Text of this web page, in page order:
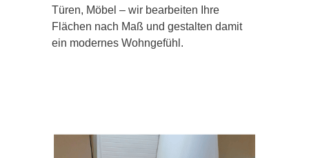
Türen, Möbel – wir bearbeiten Ihre
Flächen nach Maß und gestalten damit
ein modernes Wohngefühl.